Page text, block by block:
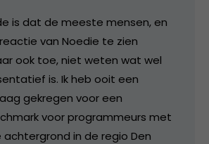
is dat de meeste mensen, en
van Noedie te zien
ook toe, niet weten wat wel
is. Ik heb ooit een
gekregen voor een
voor programmeurs met
in de regio Den